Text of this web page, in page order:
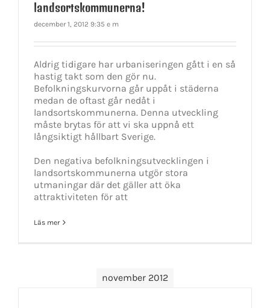
landsortskommunerna!
december 1, 2012 9:35 e m
Aldrig tidigare har urbaniseringen gått i en så
hastig takt som den gör nu.
Befolkningskurvorna går uppåt i städerna
medan de oftast går nedåt i
landsortskommunerna. Denna utveckling
måste brytas för att vi ska uppnå ett
långsiktigt hållbart Sverige.
Den negativa befolkningsutvecklingen i
landsortskommunerna utgör stora
utmaningar där det gäller att öka
attraktiviteten för att
Läs mer
november 2012